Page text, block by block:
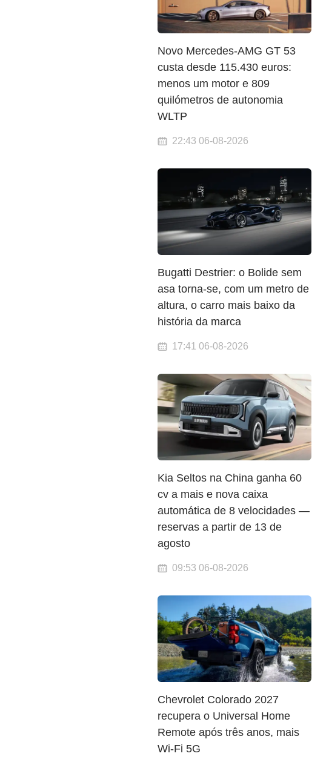
Novo Mercedes-AMG GT 53
custa desde 115.430 euros:
menos um motor e 809
quilómetros de autonomia
WLTP
22:43 06-08-2026
Bugatti Destrier: o Bolide sem
asa torna-se, com um metro de
altura, o carro mais baixo da
história da marca
17:41 06-08-2026
Kia Seltos na China ganha 60
cv a mais e nova caixa
automática de 8 velocidades —
reservas a partir de 13 de
agosto
09:53 06-08-2026
Chevrolet Colorado 2027
recupera o Universal Home
Remote após três anos, mais
Wi-Fi 5G